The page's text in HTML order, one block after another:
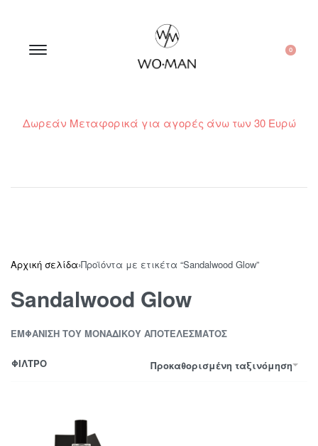
0
Δωρεάν Μεταφορικά για αγορές άνω των 30 Ευρώ
Αρχική σελίδα›Προϊόντα με ετικέτα “Sandalwood Glow”
Sandalwood Glow
ΕΜΦΆΝΙΣΗ ΤΟΥ ΜΟΝΑΔΙΚΟΎ ΑΠΟΤΕΛΈΣΜΑΤΟΣ
Προκαθορισμένη ταξινόμηση
ΦΙΛΤΡΟ